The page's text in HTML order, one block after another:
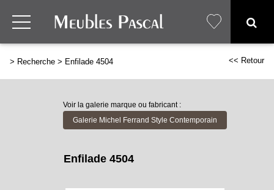
> Recherche > Enfilade 4504 << Retour
Voir la galerie marque ou fabricant :
Galerie Michel Ferrand Style Contemporain
Enfilade 4504